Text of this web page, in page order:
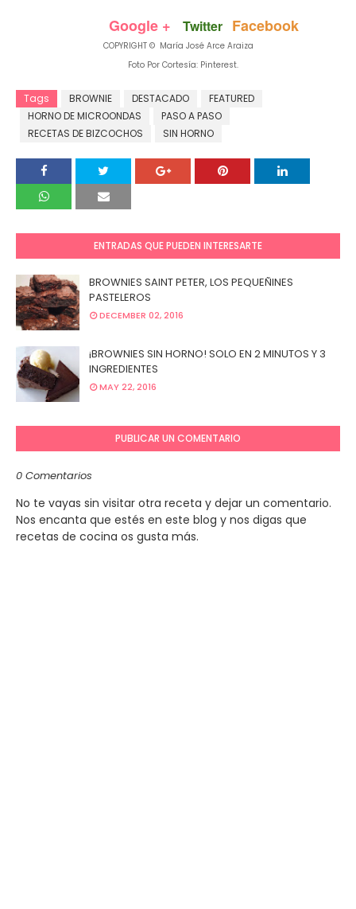
Google + Twitter Facebook
COPYRIGHT © María José Arce Araiza
Foto Por Cortesía: Pinterest.
Tags BROWNIE DESTACADO
FEATURED
HORNO DE MICROONDAS
PASO A PASO
RECETAS DE BIZCOCHOS
SIN HORNO
ENTRADAS QUE PUEDEN INTERESARTE
BROWNIES SAINT PETER, LOS PEQUEÑINES
PASTELEROS
DECEMBER 02, 2016
¡BROWNIES SIN HORNO! SOLO EN 2 MINUTOS Y 3
INGREDIENTES
MAY 22, 2016
PUBLICAR UN COMENTARIO
0 Comentarios
No te vayas sin visitar otra receta y dejar un comentario.
Nos encanta que estés en este blog y nos digas que
recetas de cocina os gusta más.